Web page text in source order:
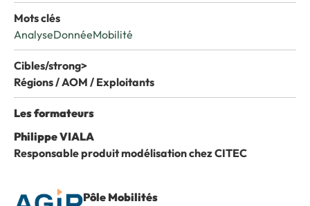
Mots clés
AnalyseDonnéeMobilité
Cibles/strong>
Régions / AOM / Exploitants
Les formateurs
Philippe VIALA
Responsable produit modélisation chez CITEC
Pôle Mobilités